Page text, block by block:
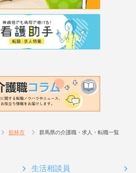
館林市 群馬県の介護職・求人・転職一覧
生活相談員